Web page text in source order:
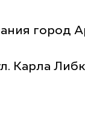
город
Карла